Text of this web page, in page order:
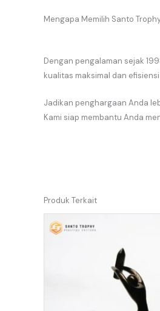
Mengapa Memilih Santo
Dengan pengalaman sejak
kualitas maksimal dan
Jadikan penghargaan Anda
Kami siap membantu Anda
Produk Terkait